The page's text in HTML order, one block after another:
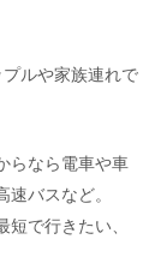
ルや家族連れで
らなら電車や車
バスなど。
で行きたい、